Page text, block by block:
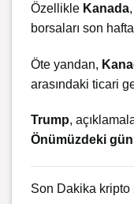
Özellikle Kanada,
borsaları son
Öte yandan,
arasındaki ticari
Trump,
Önümüzdeki
Son Dakika